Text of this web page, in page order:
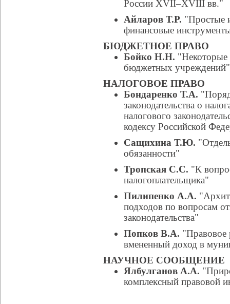
России XVII–XVIII вв."
Айларов Т.Р. "Простые
финансовые
БЮДЖЕТНОЕ ПРАВО
Бойко Н.Н. "Некоторые
бюджетных учреждений"
НАЛОГОВОЕ ПРАВО
Бондаренко Т.А.
законодательства о
налогового
кодексу Российской
Сащихина Т.Ю.
обязанности"
Тропская С.С. "К
налогоплательщика"
Пилипенко А.А.
подходов по вопросам
законодательства"
Попков В.А. "Правовое
вмененный доход в
НАУЧНОЕ СООБЩЕНИЕ
Ялбулганов А.А.
комплексный правовой